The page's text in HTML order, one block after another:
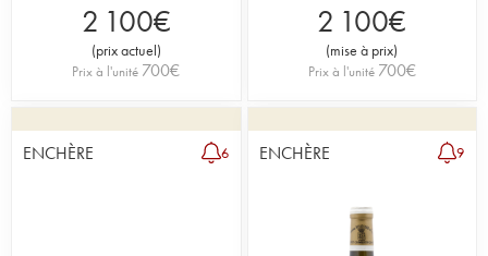
2 100€
(prix actuel)
Prix à l'unité 700€
2 100€
(mise à prix)
Prix à l'unité 700€
ENCHÈRE 6 ENCHÈRE 9